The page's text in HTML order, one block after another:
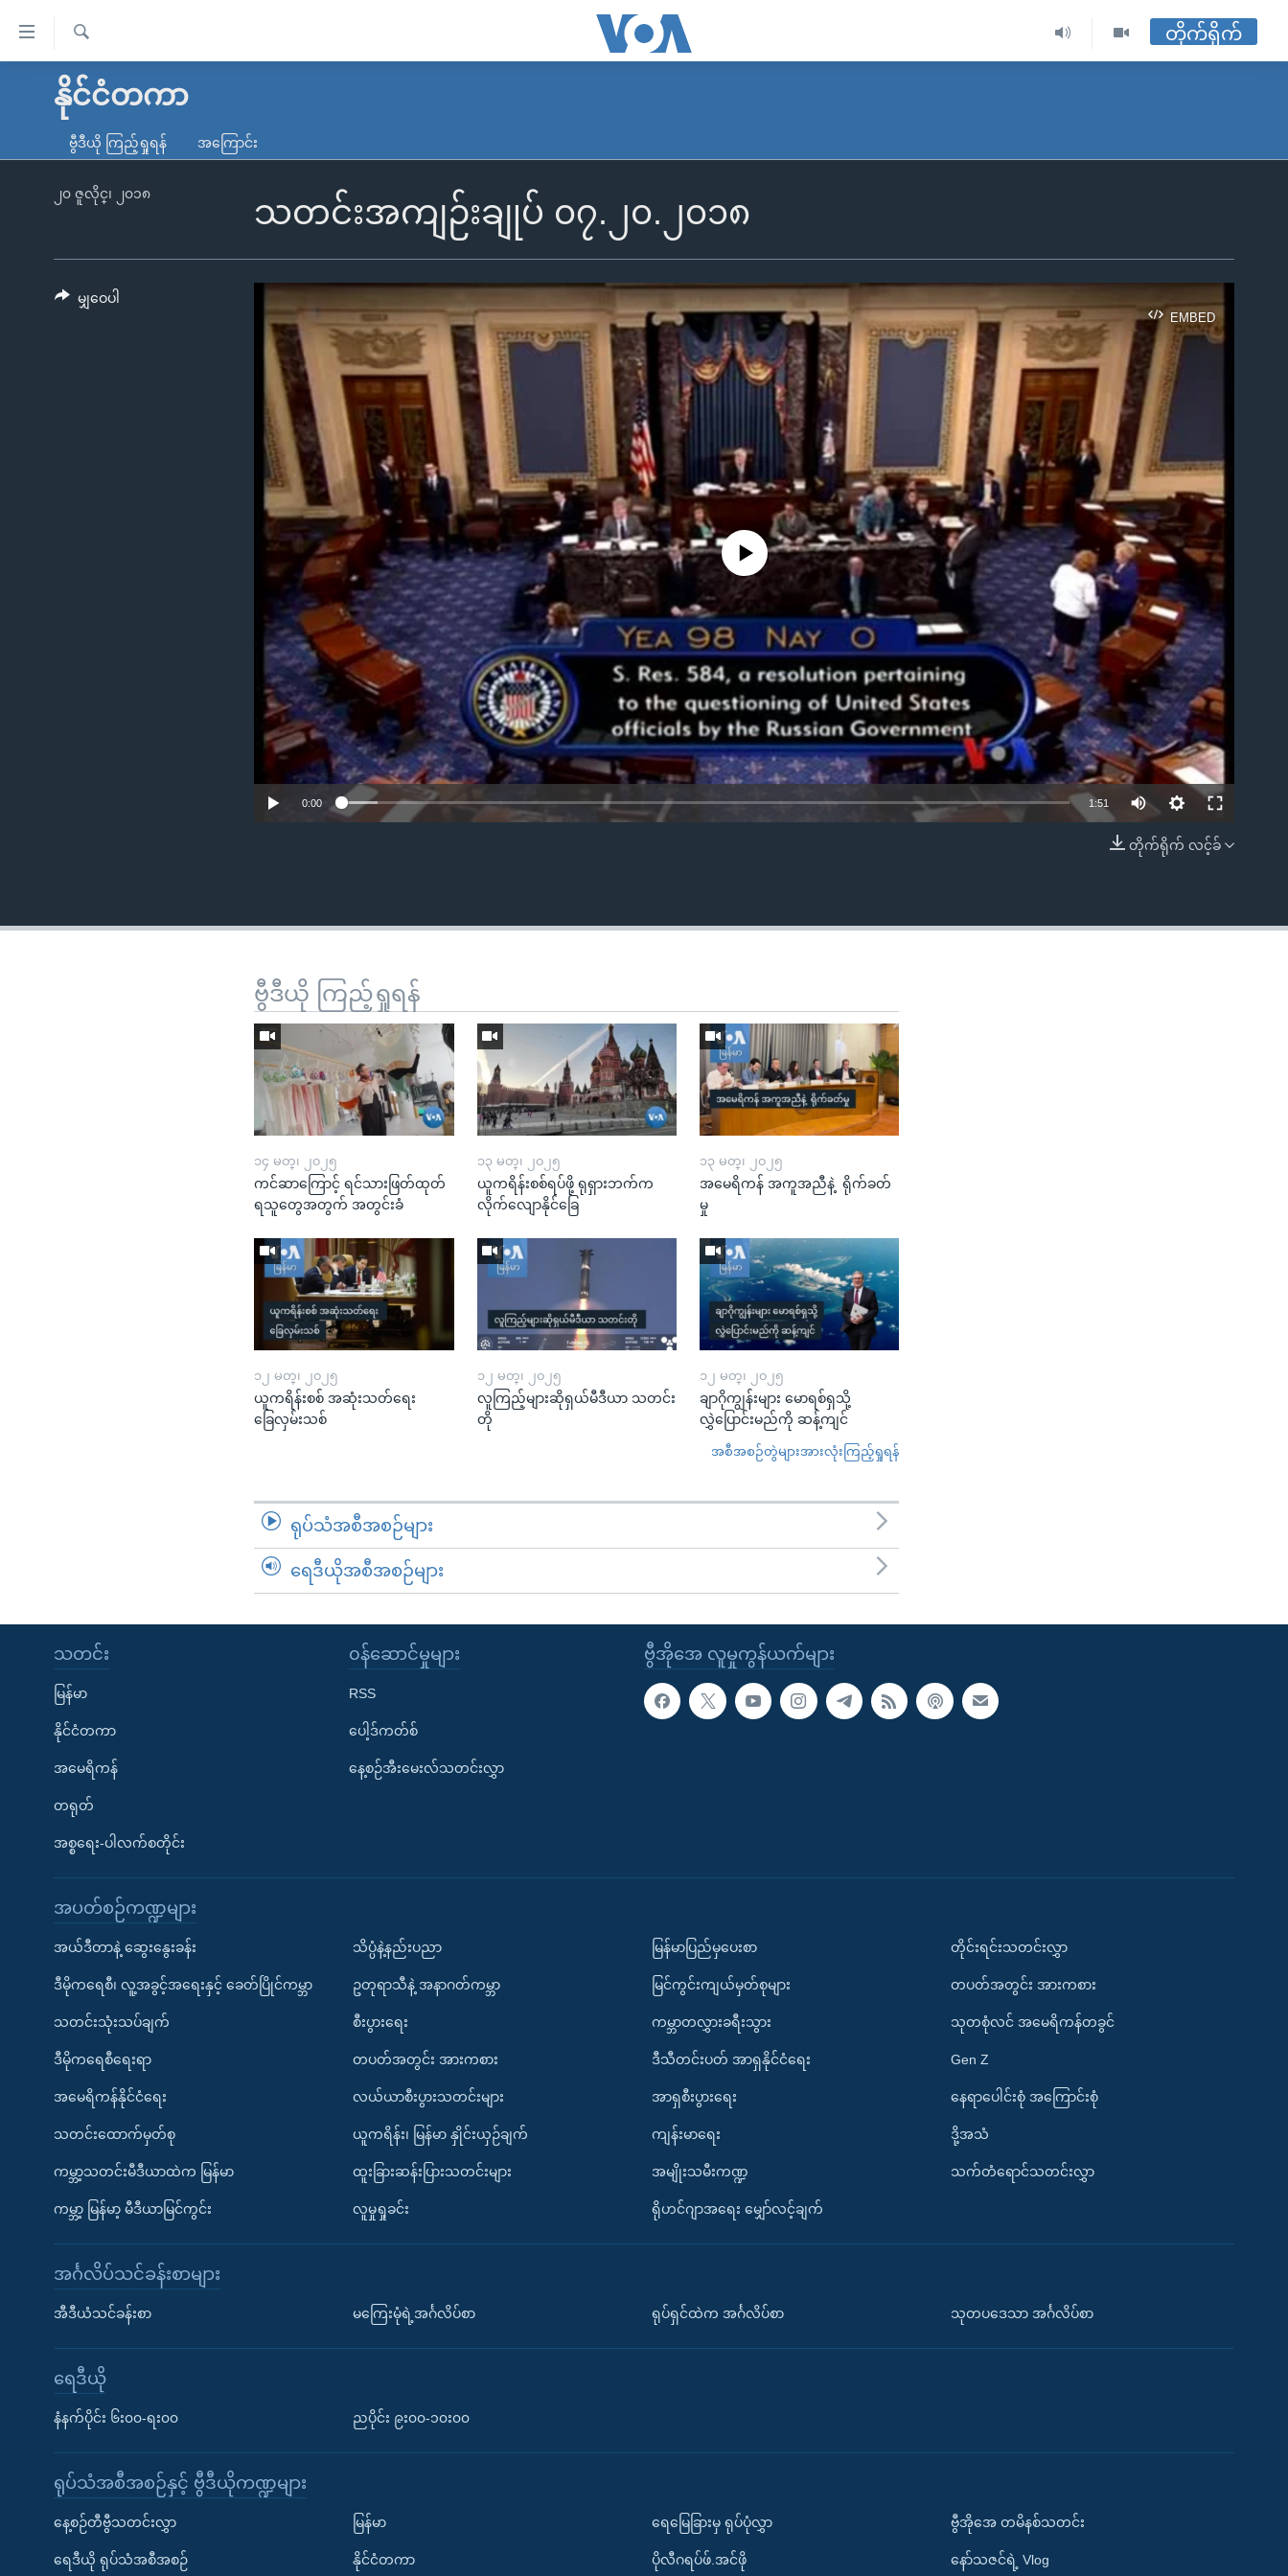
လွယ်ကူ
သည့်
မူလစာမျက်နှာ
ကမ္ဘာ့သတင်းများ
နိုင်ငံတကာ
တရုတ်
အစ္စရေး-ပါလက်စတိုင်း
ရပ်ဝန်းတခု လမ်းတခု အလွန်
အင်္ဂလိပ်စာလေ့လာမယ်
ရှာဖွေ
ရ
လာ
တိုက်ရိုက်
နိုင်ငံတကာ
ဗွီဒီယို ကြည့်ရှုရန် အကြောင်း
သတင်းအကျဉ်းချုပ် ၀၇.၂၀.၂၀၁၈
၂၀ ဇူလိုင္၊ ၂၀၁၈
EMBED
EMBED
No media source currently available
0:00 1:51
တိုက်ရိုက် လင့်ခ်
မျှဝေပါ
ဗွီဒီယို ကြည့်ရှုရန်
၁၄ မတ္၊ ၂၀၂၅
ကင်ဆာကြောင့် ရင်သားဖြတ်ထုတ်
ရသူတွေအတွက် အတွင်းခံ
၁၃ မတ္၊ ၂၀၂၅
ယူကရိန်းစစ်ရပ်ဖို့ ရုရှားဘက်က
လိုက်လျောနိုင်ခြေ
၁၃ မတ္၊ ၂၀၂၅
အမေရိကန် အကူအညီနဲ့ ရိုက်ခတ်
မှု
၁၂ မတ္၊ ၂၀၂၅
ယူကရိန်းစစ် အဆုံးသတ်ရေး
ခြေလှမ်းသစ်
၁၂ မတ္၊ ၂၀၂၅
လူကြည့်များဆိုရှယ်မီဒီယာ သတင်း
တို
၁၂ မတ္၊ ၂၀၂၅
ချာဂိုကျွန်းများ မောရစ်ရှသို့
လွှဲပြောင်းမည်ကို ဆန့်ကျင်
အစီအစဉ်တွဲများအားလုံးကြည့်ရှုရန်
ရုပ်သံအစီအစဉ်များ
ရေဒီယိုအစီအစဉ်များ
ဗွီအိုအေ လူမှုကွန်ယက်များ
သတင်း
မြန်မာ
နိုင်ငံတကာ
အမေရိကန်
တရုတ်
အစ္စရေး-ပါလက်စတိုင်း
၀န်ဆောင်မှုများ
RSS
ပေါ့ဒ်ကတ်စ်
နေ့စဉ်အီးမေးလ်သတင်းလွှာ
အပတ်စဉ်ကဏ္ဍများ
အယ်ဒီတာနဲ့ ဆွေးနွေးခန်း
ဒီမိုကရေစီ၊ လူ့အခွင့်အရေးနှင့် ခေတ်ပြိုင်ကမ္ဘာ
သတင်းသုံးသပ်ချက်
ဒီမိုကရေစီရေးရာ
အမေရိကန်နိုင်ငံရေး
သတင်းထောက်မှတ်စု
ကမ္ဘာ့သတင်းမီဒီယာထဲက မြန်မာ
ကမ္ဘာ့ မြန်မာ့ မီဒီယာမြင်ကွင်း
သိပ္ပံနဲ့နည်းပညာ
ဥတုရာသီနဲ့ အနာဂတ်ကမ္ဘာ
စီးပွားရေး
တပတ်အတွင်း အားကစား
လယ်ယာစီးပွားသတင်းများ
ယူကရိန်း၊ မြန်မာ နှိုင်းယှဉ်ချက်
ထူးခြားဆန်းပြားသတင်းများ
လူမှုရှုခင်း
မြန်မာပြည်မှပေးစာ
မြင်ကွင်းကျယ်မှတ်စုများ
ကမ္ဘာတလွှားခရီးသွား
ဒီသီတင်းပတ် အာရှနိုင်ငံရေး
အာရှစီးပွားရေး
ကျန်းမာရေး
အမျိုးသမီးကဏ္ဍ
ရိုဟင်ဂျာအရေး မျှော်လင့်ချက်
တိုင်းရင်းသတင်းလွှာ
တပတ်အတွင်း အားကစား
သုတစုံလင် အမေရိကန်တခွင်
Gen Z
နေရာပေါင်းစုံ အကြောင်းစုံ
ဒို့အသံ
သက်တံရောင်သတင်းလွှာ
အင်္ဂလိပ်သင်ခန်းစာများ
အီဒီယံသင်ခန်းစာ မကြေးမုံရဲ့အင်္ဂလိပ်စာ ရုပ်ရှင်ထဲက အင်္ဂလိပ်စာ သုတပဒေသာ အင်္ဂလိပ်စာ
ရေဒီယို
နံနက်ပိုင်း ၆း၀၀-ရး၀၀ ညပိုင်း ၉း၀၀-၁၀း၀၀
ရုပ်သံအစီအစဉ်နှင့် ဗွီဒီယိုကဏ္ဍများ
နေ့စဉ်တီဗွီသတင်းလွှာ
ရေဒီယို ရုပ်သံအစီအစဉ်
မြန်မာ
နိုင်ငံတကာ
ရေမြေခြားမှ ရုပ်ပုံလွှာ
ပိုလီဂရပ်ဖ်.အင်ဖို
ဗွီအိုအေ တမိနစ်သတင်း
နော်သဇင်ရဲ့ Vlog